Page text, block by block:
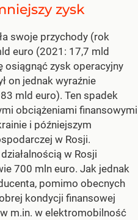
zysk
swoje przychody (rok
euro (2021: 17,7 mld
osiągnąć zysk operacyjny
on jednak wyraźnie
mld euro). Ten spadek
obciążeniami finansowymi
i późniejszym
w Rosji.
w Rosji
700 mln euro. Jak jednak
pomimo obecnych
kondycji finansowej
m.in. w elektromobilność